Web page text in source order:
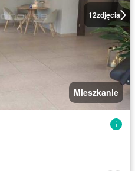
12zdjęcia
Mieszkanie